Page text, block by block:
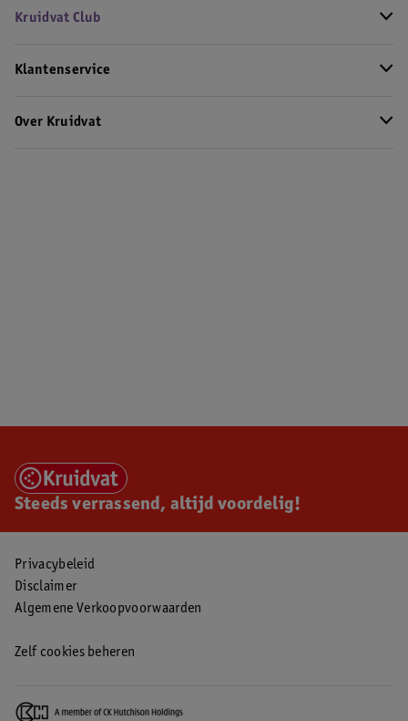
Kruidvat Club
Klantenservice
Over Kruidvat
Steeds verrassend, altijd voordelig!
Privacybeleid
Disclaimer
Algemene Verkoopvoorwaarden
Zelf cookies beheren